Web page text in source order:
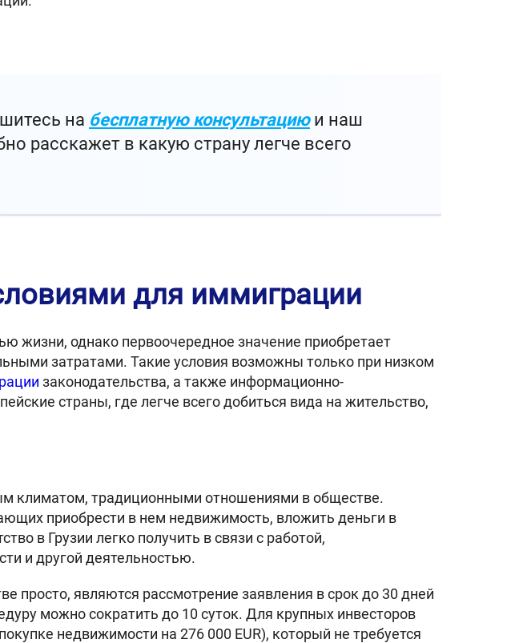
на бесплатную консультациюи наш
расскажет в какую страну легче всего
для иммиграции
жизни, однако первоочередное значение приобретает
затратами. Такие условия возможны только при низком
законодательства, а также информационно-
страны, где легче всего добиться вида на жительство,
климатом, традиционными отношениями в обществе.
приобрести в нем недвижимость, вложить деньги в
в Грузии легко получить в связи с работой,
и другой деятельностью.
просто, являются рассмотрение заявления в срок до 30 дней
можно сократить до 10 суток. Для крупных инвесторов
недвижимости на 276 000 EUR), который не требуется